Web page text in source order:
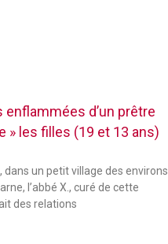
enflammées d’un prêtre
» les filles (19 et 13 ans)
dans un petit village des environs
l’abbé X., curé de cette
des relations